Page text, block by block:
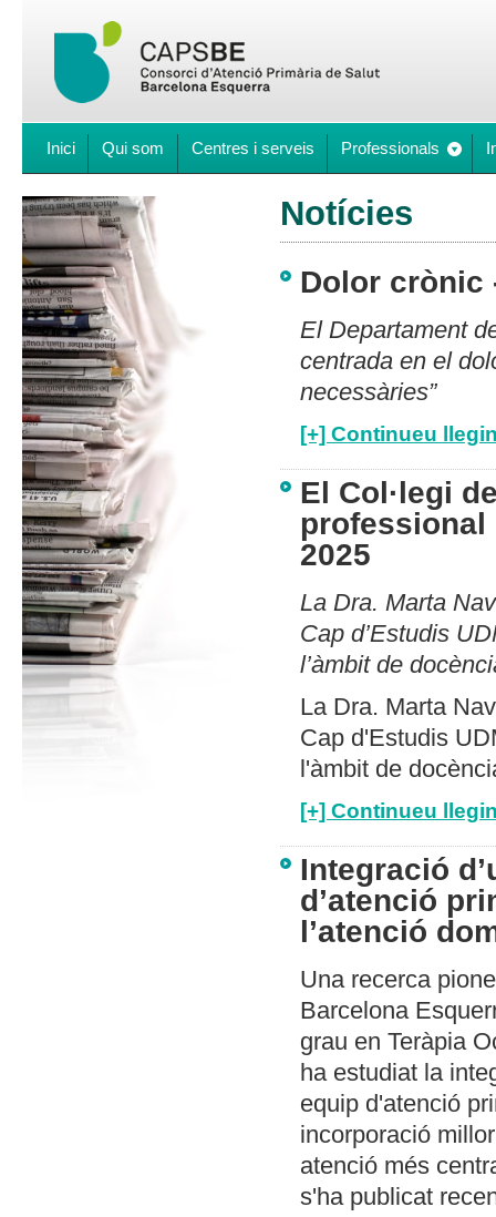
Inici Qui som Centres i serveis Professionals
Notícies
Dolor crònic
El Departament
centrada en el
necessàries”
[+] Continueu
El Col·legi
professional
2025
La Dra. Marta
Cap d’Estudis
l’àmbit de
La Dra. Marta
Cap d'Estudis
l'àmbit de
[+] Continueu
Integració
d’atenció
l’atenció
Una recerca
Barcelona
grau en Teràpia
ha estudiat la
equip d'atenció
incorporació
atenció més
s'ha publicat